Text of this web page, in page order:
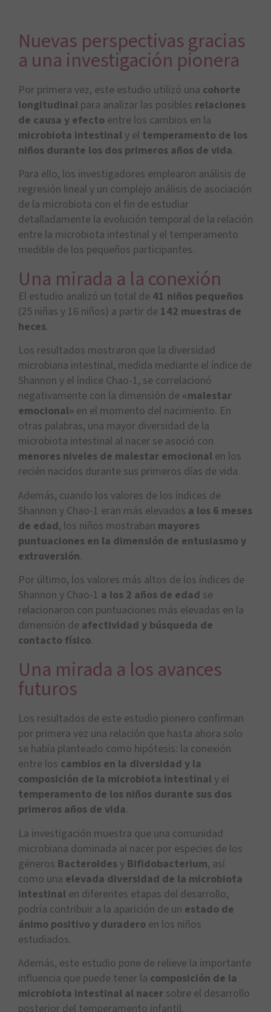
Nuevas perspectivas gracias
a una investigación pionera
Por primera vez, este estudio utilizó una cohorte
longitudinal para analizar las posibles relaciones
de causa y efecto entre los cambios en la
microbiota intestinal y el temperamento de los
niños durante los dos primeros años de vida.
Para ello, los investigadores emplearon análisis de
regresión lineal y un complejo análisis de asociación
de la microbiota con el fin de estudiar
detalladamente la evolución temporal de la relación
entre la microbiota intestinal y el temperamento
medible de los pequeños participantes.
Una mirada a la conexión
El estudio analizó un total de 41 niños pequeños
(25 niñas y 16 niños) a partir de 142 muestras de
heces.
Los resultados mostraron que la diversidad
microbiana intestinal, medida mediante el índice de
Shannon y el índice Chao-1, se correlacionó
negativamente con la dimensión de «malestar
emocional» en el momento del nacimiento. En
otras palabras, una mayor diversidad de la
microbiota intestinal al nacer se asoció con
menores niveles de malestar emocional en los
recién nacidos durante sus primeros días de vida.
Además, cuando los valores de los índices de
Shannon y Chao-1 eran más elevados a los 6 meses
de edad, los niños mostraban mayores
puntuaciones en la dimensión de entusiasmo y
extroversión.
Por último, los valores más altos de los índices de
Shannon y Chao-1 a los 2 años de edad se
relacionaron con puntuaciones más elevadas en la
dimensión de afectividad y búsqueda de
contacto físico.
Una mirada a los avances
futuros
Los resultados de este estudio pionero confirman
por primera vez una relación que hasta ahora solo
se había planteado como hipótesis: la conexión
entre los cambios en la diversidad y la
composición de la microbiota intestinal y el
temperamento de los niños durante sus dos
primeros años de vida.
La investigación muestra que una comunidad
microbiana dominada al nacer por especies de los
géneros Bacteroides y Bifidobacterium, así
como una elevada diversidad de la microbiota
intestinal en diferentes etapas del desarrollo,
podría contribuir a la aparición de un estado de
ánimo positivo y duradero en los niños
estudiados.
Además, este estudio pone de relieve la importante
influencia que puede tener la composición de la
microbiota intestinal al nacer sobre el desarrollo
posterior del temperamento infantil.